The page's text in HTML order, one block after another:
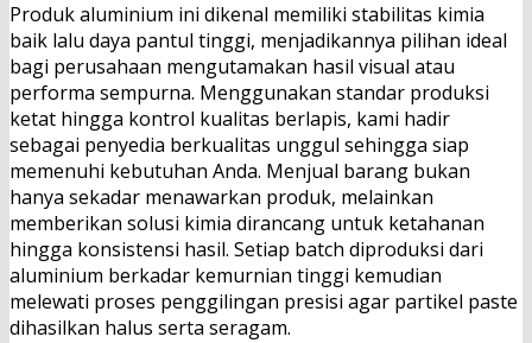
Produk aluminium ini dikenal memiliki stabilitas kimia
baik lalu daya pantul tinggi, menjadikannya pilihan ideal
bagi perusahaan mengutamakan hasil visual atau
performa sempurna. Menggunakan standar produksi
ketat hingga kontrol kualitas berlapis, kami hadir
sebagai penyedia berkualitas unggul sehingga siap
memenuhi kebutuhan Anda. Menjual barang bukan
hanya sekadar menawarkan produk, melainkan
memberikan solusi kimia dirancang untuk ketahanan
hingga konsistensi hasil. Setiap batch diproduksi dari
aluminium berkadar kemurnian tinggi kemudian
melewati proses penggilingan presisi agar partikel paste
dihasilkan halus serta seragam.